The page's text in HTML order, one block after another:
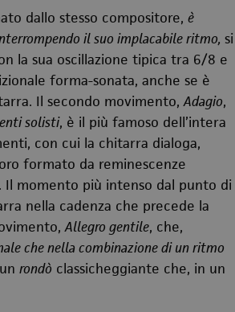
dallo stesso compositore, è
il suo implacabile ritmo, si
la sua oscillazione tipica tra 6/8 e
forma-sonata, anche se è
Il secondo movimento,Adagio,
solisti, è il più famoso dell’intera
con cui la chitarra dialoga,
formato da reminescenze
. Il momento più intenso dal punto di
nella cadenza che precede la
Allegro gentile, che,
che nella combinazione di un ritmo
rondò classicheggiante che, in un